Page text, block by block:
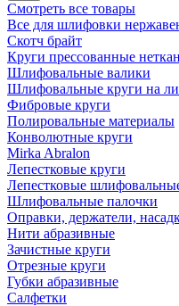
Смотреть все товары
Все для шлифовки
Скотч брайт
Круги прессованные
Шлифовальные валики
Шлифовальные круги на
Фибровые круги
Полировальные материалы
Конволютные круги
Mirka Abralon
Лепестковые круги
Лепестковые
Шлифовальные палочки
Оправки, держатели,
Нити абразивные
Зачистные круги
Отрезные круги
Губки абразивные
Салфетки